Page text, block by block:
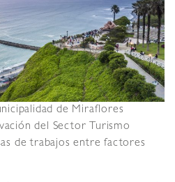
de Miraflores
del Sector Turismo
de trabajos entre factores